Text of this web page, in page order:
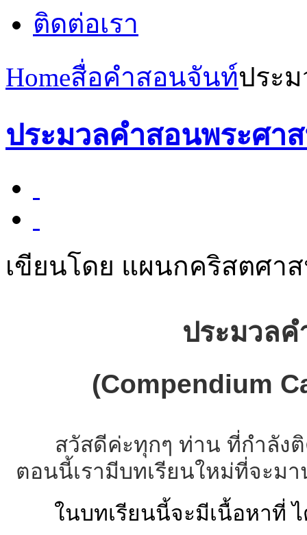
ติดต่อเรา
Homeสื่อคำสอนจันท์ประ
ประมวลคำสอนพระศา
เขียนโดย แผนกคริสตศา
ประมวล
(Compendium
สวัสดีค่ะทุกๆ ท่าน ที่กำลั
ตอนนี้เรามีบทเรียนใหม่ที่จะม
ในบทเรียนนี้จะมีเนื้อหาที่ ไ